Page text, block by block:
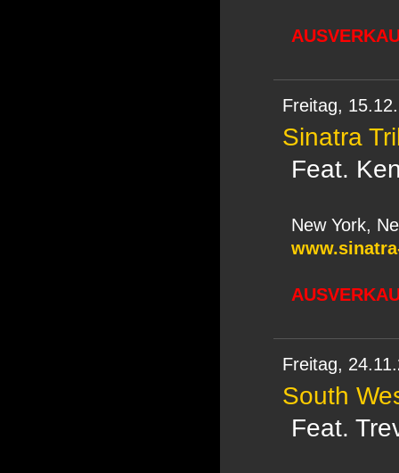
Freitag,
Sinatra
Feat.
New York,
Freitag,
South
Feat.